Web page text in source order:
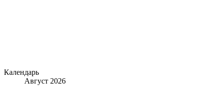
Календарь
Август 2026